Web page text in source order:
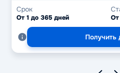
Срок
От 1 до 365 дней
Получить